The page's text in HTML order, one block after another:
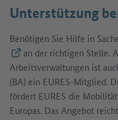
Unterstützung
Benötigen Sie Hilfe in
(Externer Link)
an der richtigen Stelle.
Arbeitsverwaltungen ist
(BA) ein EURES-Mitglied.
fördert EURES die
Europas. Das Angebot